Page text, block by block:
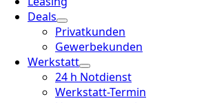
Deals
Privatkunden
Gewerbekunden
Werkstatt
24 h Notdienst
Werkstatt-Termin